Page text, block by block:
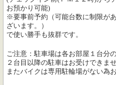
お預かり可能)
※要事前予約（可能台数に制限が
ざいます。）
で使い勝手も抜群です。
ご注意：駐車場は各お部屋１台分
２台目以降の駐車はお受けできま
またバイクは専用駐輪場がない為